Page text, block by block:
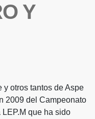
Y
y otros tantos de Aspe
2009 del Campeonato
que ha sido